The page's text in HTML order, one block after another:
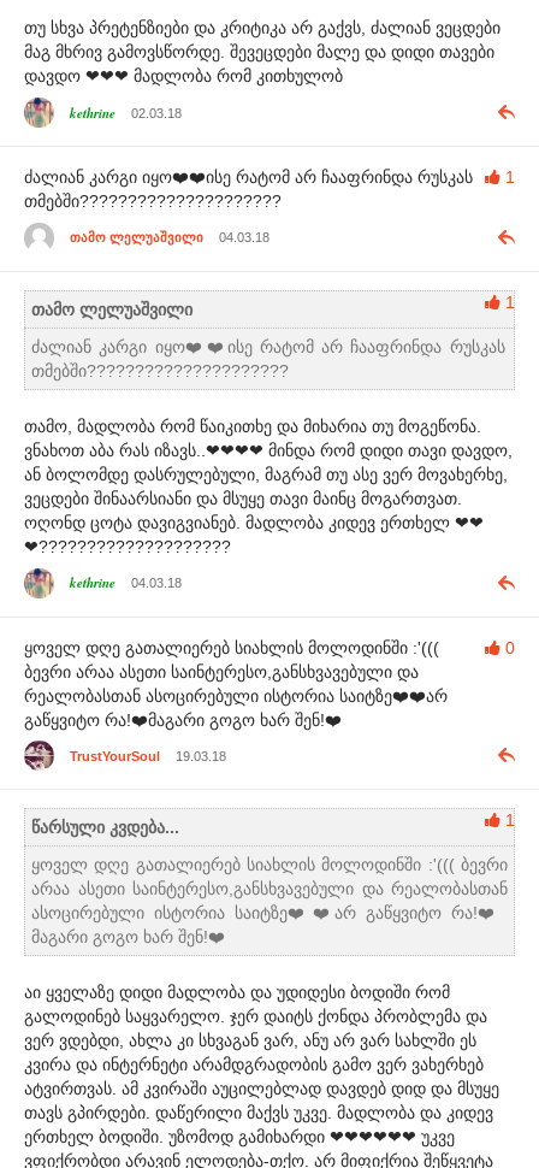
თუ სხვა პრეტენზიები და კრიტიკა არ გაქვს, ძალიან ვეცდები
მაგ მხრივ გამოვსწორდე. შევეცდები მალე და დიდი თავები
დავდო ❤❤❤ მადლობა რომ კითხულობ
kethrine
02.03.18
1
ძალიან კარგი იყო❤️❤️ისე რატომ არ ჩააფრინდა რუსკას
თმებში?????????????????????
თამო ლელუაშვილი 04.03.18
1
თამო ლელუაშვილი
ძალიან კარგი იყო❤️❤️ისე რატომ არ ჩააფრინდა რუსკას
თმებში?????????????????????
თამო, მადლობა რომ წაიკითხე და მიხარია თუ მოგეწონა.
ვნახოთ აბა რას იზავს..❤❤❤❤ მინდა რომ დიდი თავი დავდო,
ან ბოლომდე დასრულებული, მაგრამ თუ ასე ვერ მოვახერხე,
ვეცდები შინაარსიანი და მსუყე თავი მაინც მოგართვათ.
ოღონდ ცოტა დავიგვიანებ. მადლობა კიდევ ერთხელ ❤❤
❤????????????????????
kethrine
04.03.18
0
ყოველ დღე გათალიერებ სიახლის მოლოდინში :'(((
ბევრი არაა ასეთი საინტერესო,განსხვავებული და
რეალობასთან ასოცირებული ისტორია საიტზე❤️❤️არ
გაწყვიტო რა!❤️მაგარი გოგო ხარ შენ!❤️
TrustYourSoul 19.03.18
1
წარსული კვდება...
ყოველ დღე გათალიერებ სიახლის მოლოდინში :'((( ბევრი
არაა ასეთი საინტერესო,განსხვავებული და რეალობასთან
ასოცირებული ისტორია საიტზე❤️❤️არ გაწყვიტო რა!❤️
მაგარი გოგო ხარ შენ!❤️
აი ყველაზე დიდი მადლობა და უდიდესი ბოდიში რომ
გალოდინებ საყვარელო. ჯერ დაიტს ქონდა პრობლემა და
ვერ ვდებდი, ახლა კი სხვაგან ვარ, ანუ არ ვარ სახლში ეს
კვირა და ინტერნეტი არამდგრადობის გამო ვერ ვახერხებ
ატვირთვას. ამ კვირაში აუცილებლად დავდებ დიდ და მსუყე
თავს გპირდები. დაწერილი მაქვს უკვე. მადლობა და კიდევ
ერთხელ ბოდიში. უზომოდ გამიხარდი ❤❤❤❤❤❤ უკვე
ვფიქრობდი არავინ ელოდება-თქო. არ მიფიქრია შეწყვეტა